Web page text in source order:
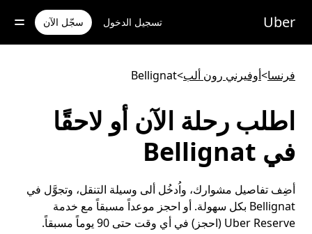
للوصول
المحتوى
Uber تسجيل الدخول سجّل الآن
فرنسا>أوفيرني رون ألب>
Bellignat
اطلب رحلة الآن أو لاحقًا
في Bellignat
أضِف تفاصيل مشوارك، واُدخُل ألى وسيلة التنقل، وتجوَّل في
Bellignat بكل سهولة. أو احجز موعداً مسبقاً مع خدمة
Uber Reserve (احجز) في أي وقت حتى 90 يوماً مسبقاً.